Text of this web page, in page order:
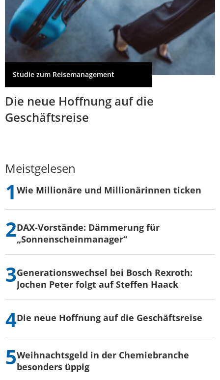
Studie zum Reisemanagement
Die neue Hoffnung auf die
Geschäftsreise
Meistgelesen
Wie Millionäre und Millionärinnen ticken
DAX-Vorstände: Dämmerung für
„Sonnenscheinmanager“
Generationswechsel bei Bosch Rexroth:
Jochen Peter folgt auf Steffen Haack
Die neue Hoffnung auf die Geschäftsreise
Weihnachtsgeld in der Chemiebranche
besonders üppig